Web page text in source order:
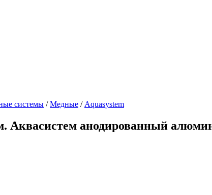
системы / Медные / Aquasystem
Аквасистем анодированный